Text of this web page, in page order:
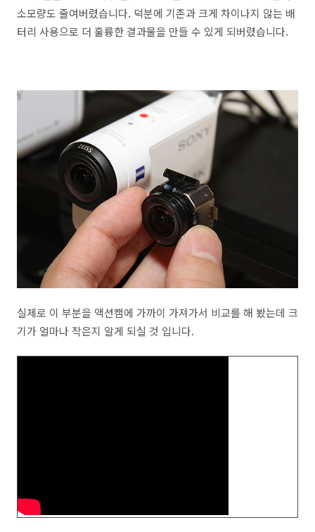
소모량도 줄여버렸습니다. 덕분에 기존과 크게 차이나지 않는 배
터리 사용으로 더 훌륭한 결과물을 만들 수 있게 되버렸습니다.
실제로 이 부분을 액션캠에 가까이 가져가서 비교를 해 봤는데 크
기가 얼마나 작은지 알게 되실 것 입니다.